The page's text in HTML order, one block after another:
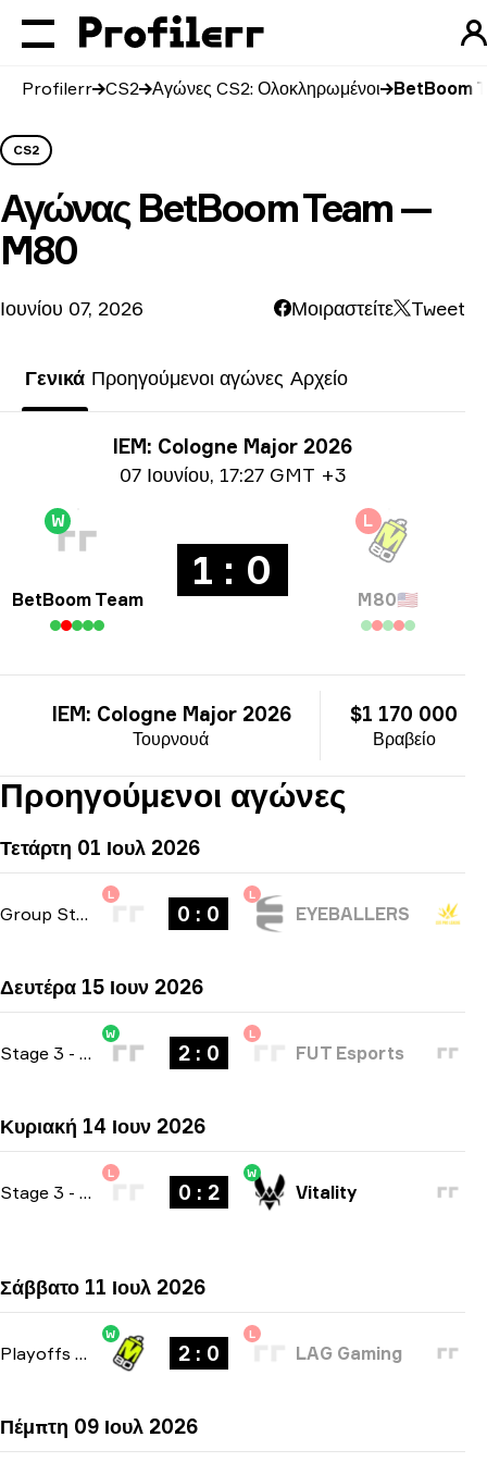
Profilerr CS2 Αγώνες CS2: Ολοκληρωμένοι BetBoom
CS2
Αγώνας BetBoom Team —
M80
Ιουνίου 07, 2026 Μοιραστείτε Tweet
Γενικά Προηγούμενοι αγώνες Αρχείο
Πληροφορίες τουρνουάIEM: Cologne Major 2026
07 Ιουνίου, 17:27 GMT +3
W
BetBoom Team
1 : 0
L
M80🇺🇸
Τουρνουά
IEM: Cologne Major 2026
Βραβείο
$1 170 000
Προηγούμενοι αγώνες
Τετάρτη 01 Ιουλ 2026
Group Stage
L
0 : 0
L
EYEBALLERS
Δευτέρα 15 Ιουν 2026
Stage 3 - bo3
W
2 : 0
L
FUT Esports
Κυριακή 14 Ιουν 2026
Stage 3 - bo3
L
0 : 2
W
Vitality
Σάββατο 11 Ιουλ 2026
Playoffs bo3
W
2 : 0
L
LAG Gaming
Πέμπτη 09 Ιουλ 2026